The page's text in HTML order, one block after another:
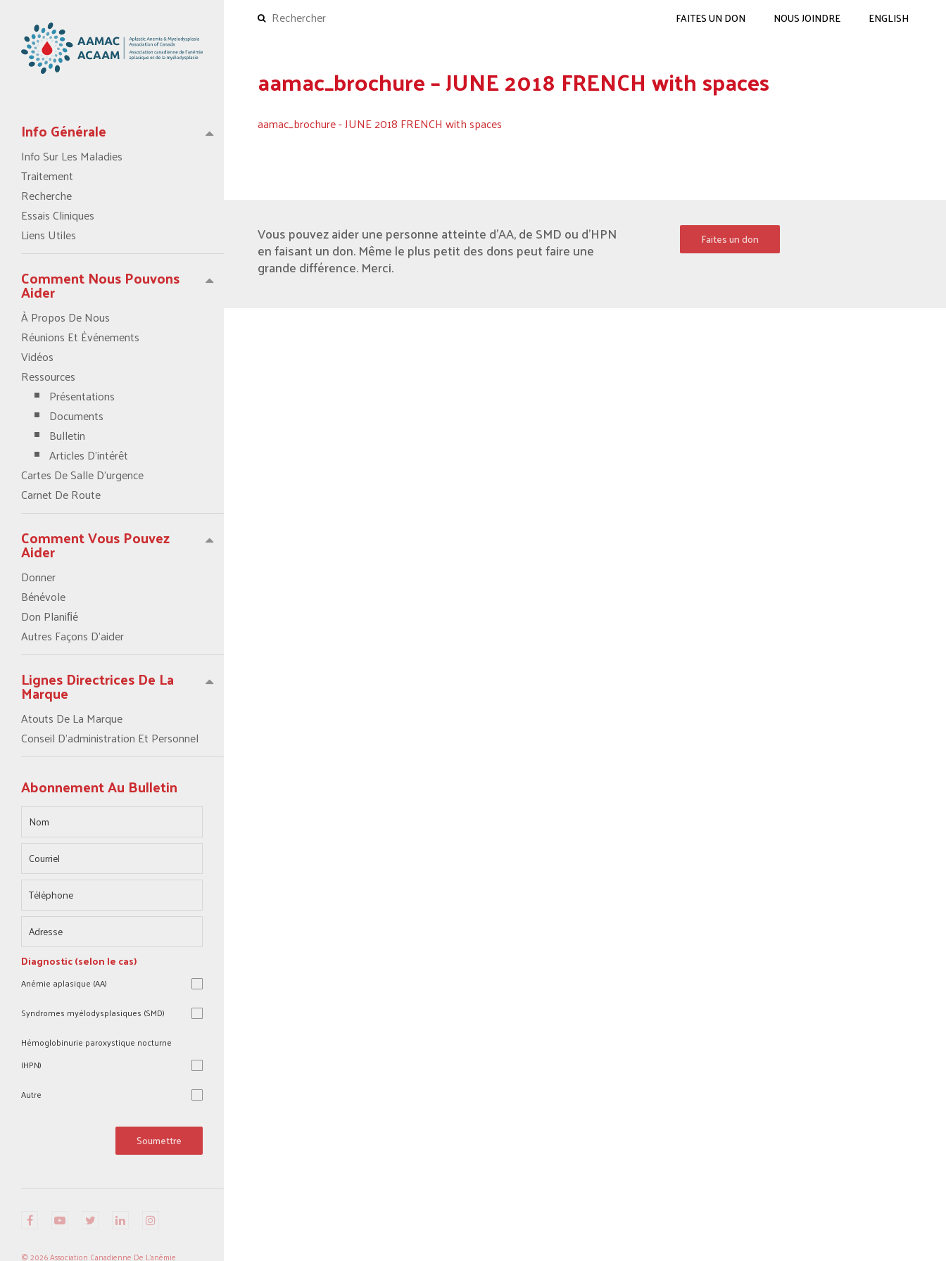
Info Générale
Info Sur Les Maladies
Traitement
Recherche
Essais Cliniques
Liens Utiles
Comment Nous Pouvons
Aider
À Propos De Nous
Réunions Et Événements
Vidéos
Ressources
Présentations
Documents
Bulletin
Articles D’intérêt
Cartes De Salle D’urgence
Carnet De Route
Comment Vous Pouvez
Aider
Donner
Bénévole
Don Planiﬁé
Autres Façons D’aider
Lignes Directrices De La
Marque
Atouts De La Marque
Conseil D’administration Et Personnel
Abonnement Au Bulletin
Diagnostic (selon le cas)
Anémie aplasique (AA)
Syndromes myélodysplasiques (SMD)
Hémoglobinurie paroxystique nocturne
(HPN)
Autre
Soumettre
© 2026 Association Canadienne De L'anémie
FAITES UN DON NOUS JOINDRE ENGLISH
aamac_brochure – JUNE 2018 FRENCH with spaces
aamac_brochure - JUNE 2018 FRENCH with spaces
Vous pouvez aider une personne atteinte d'AA, de SMD ou d’HPN
en faisant un don. Même le plus petit des dons peut faire une
grande différence. Merci.
Faites un don